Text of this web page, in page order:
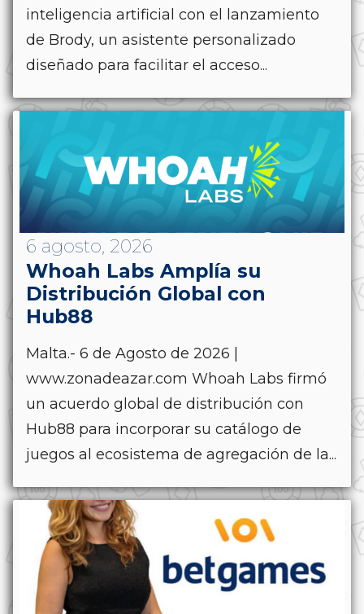
inteligencia artificial con el lanzamiento
de Brody, un asistente personalizado
diseñado para facilitar el acceso...
6 agosto, 2026
Whoah Labs Amplía su
Distribución Global con
Hub88
Malta.- 6 de Agosto de 2026 |
www.zonadeazar.com Whoah Labs firmó
un acuerdo global de distribución con
Hub88 para incorporar su catálogo de
juegos al ecosistema de agregación de la...